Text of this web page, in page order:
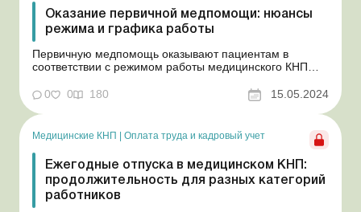
Оказание первичной медпомощи: нюансы
режима и графика работы
Первичную медпомощь оказывают пациентам в
соответствии с режимом работы медицинского КНП
когда ему болеть, и организм не подстроен под график
работы медзаведений. Поэтому иногда возникает
необходимость обратиться за медпомощью вне часов
приема пациен...
0 0 180 15.05.2024
Медицинские КНП | Оплата труда и кадровый учет
Ежегодные отпуска в медицинском КНП:
продолжительность для разных категорий
работников